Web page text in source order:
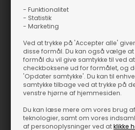
- Funktionalitet
- Statistik
- Marketing
Ved at trykke på 'Accepter alle'
disse formål. Du kan også vælge at
formål du vil give samtykke til ved
checkboksene ud for formålet, og
'Opdater samtykke'. Du kan til
samtykke tilbage ved at trykke på
venstre hjørne af hjemmesiden.
Du kan læse mere om vores brug
teknologier, samt om vores
af personoplysninger ved atklikke